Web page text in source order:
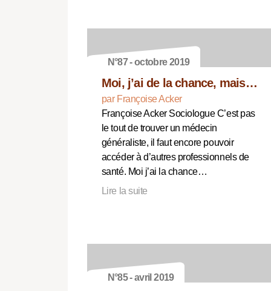
N°87 - octobre 2019
Moi, j’ai de la chance, mais…
par Françoise Acker
Françoise Acker Sociologue C’est pas
le tout de trouver un médecin
généraliste, il faut encore pouvoir
accéder à d’autres professionnels de
santé. Moi j’ai la chance…
Lire la suite
N°85 - avril 2019